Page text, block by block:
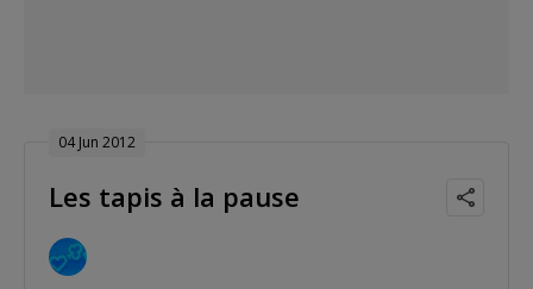
04 Jun 2012
Les tapis à la pause